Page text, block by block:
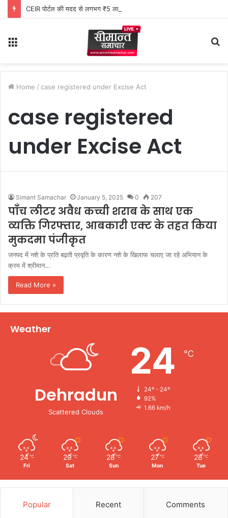
CEIR पोर्टल की मदद से लगभग ₹5 लाख मूल्य के 20 मोबाइल फोन बरामद
Home / case registered under Excise Act
case registered
under Excise Act
Simant Samachar January 5, 2025 0 207
पाँच लीटर अवैध कच्ची शराब के साथ एक
व्यक्ति गिरफ्तार, आबकारी एक्ट के तहत किया
मुकदमा पंजीकृत
जनपद में नशे के प्रति बढ़ती प्रवृति के कारण नशे के खिलाफ चलाए जा रहे अभियान के
क्रम में श्रीमान…
Read More »
Weather
Dehradun
Scattered Clouds
24 ℃
24º - 24º
92%
1.66 km/h
24 ℃
Fri
29 ℃
Sat
28 ℃
Sun
27 ℃
Mon
28 ℃
Tue
Popular Recent Comments